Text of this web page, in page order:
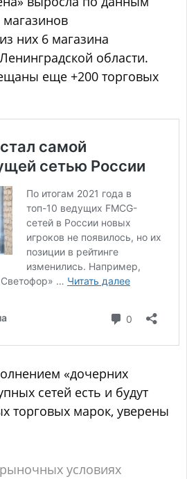
магазинов
них 6 магазина
области.
еще +200 торговых
«дочерних
сетей есть и будут
торговых марок, уверены
условиях